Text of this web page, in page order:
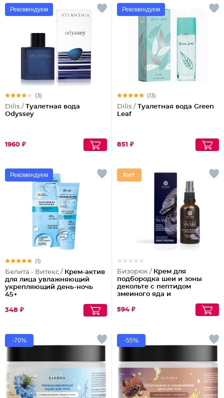
Рекомендуем
(3)
Dilis / Туалетная вода
Odyssey
1960 ₽
Рекомендуем
(13)
Dilis / Туалетная вода Green
Leaf
851 ₽
Рекомендуем
(1)
Белита - Витекс / Крем-актив
для лица увлажняющий
укрепляющий день-ночь
45+
348 ₽
Бизорюк / Крем для
подбородка шеи и зоны
декольте с пептидом
змеиного яда и
594 ₽
-70% -55%